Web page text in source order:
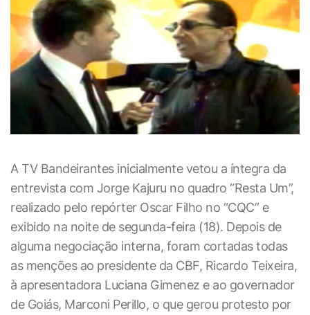
A TV Bandeirantes inicialmente vetou a íntegra da
entrevista com Jorge Kajuru no quadro “Resta Um”,
realizado pelo repórter Oscar Filho no “CQC” e
exibido na noite de segunda-feira (18). Depois de
alguma negociação interna, foram cortadas todas
as menções ao presidente da CBF, Ricardo Teixeira,
à apresentadora Luciana Gimenez e ao governador
de Goiás, Marconi Perillo, o que gerou protesto por